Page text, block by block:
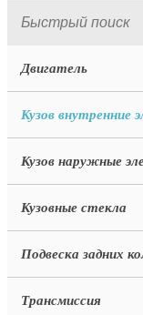
Двигатель
Кузов внутренние
Кузов наружные
Кузовные стекла
Подвеска задних
Трансмиссия